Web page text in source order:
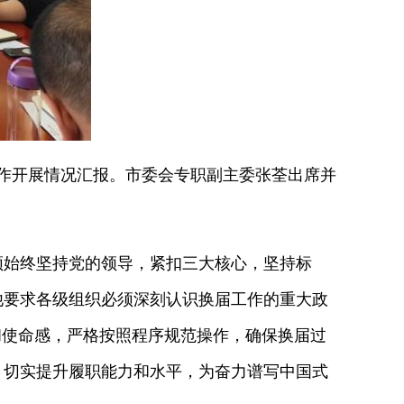
展情况汇报。市委会专职副主委张荃出席并
终坚持党的领导，紧扣三大核心，坚持标
求各级组织必须深刻认识换届工作的重大政
命感，严格按照程序规范操作，确保换届过
实提升履职能力和水平，为奋力谱写中国式